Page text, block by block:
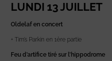
LUNDI 13 JUILLET
Oldelaf en concert
+ Tim’s Parkin en 1ère partie
Feu d’artifice tiré sur l’hippodrome